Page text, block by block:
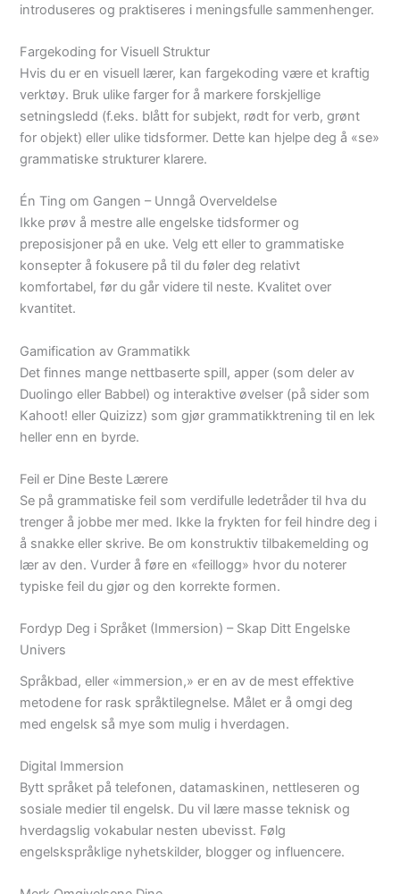
introduseres og praktiseres i meningsfulle sammenhenger.
Fargekoding for Visuell Struktur
Hvis du er en visuell lærer, kan fargekoding være et kraftig
verktøy. Bruk ulike farger for å markere forskjellige
setningsledd (f.eks. blått for subjekt, rødt for verb, grønt
for objekt) eller ulike tidsformer. Dette kan hjelpe deg å «se»
grammatiske strukturer klarere.
Én Ting om Gangen – Unngå Overveldelse
Ikke prøv å mestre alle engelske tidsformer og
preposisjoner på en uke. Velg ett eller to grammatiske
konsepter å fokusere på til du føler deg relativt
komfortabel, før du går videre til neste. Kvalitet over
kvantitet.
Gamification av Grammatikk
Det finnes mange nettbaserte spill, apper (som deler av
Duolingo eller Babbel) og interaktive øvelser (på sider som
Kahoot! eller Quizizz) som gjør grammatikktrening til en lek
heller enn en byrde.
Feil er Dine Beste Lærere
Se på grammatiske feil som verdifulle ledetråder til hva du
trenger å jobbe mer med. Ikke la frykten for feil hindre deg i
å snakke eller skrive. Be om konstruktiv tilbakemelding og
lær av den. Vurder å føre en «feillogg» hvor du noterer
typiske feil du gjør og den korrekte formen.
Fordyp Deg i Språket (Immersion) – Skap Ditt Engelske
Univers
Språkbad, eller «immersion,» er en av de mest effektive
metodene for rask språktilegnelse. Målet er å omgi deg
med engelsk så mye som mulig i hverdagen.
Digital Immersion
Bytt språket på telefonen, datamaskinen, nettleseren og
sosiale medier til engelsk. Du vil lære masse teknisk og
hverdagslig vokabular nesten ubevisst. Følg
engelskspråklige nyhetskilder, blogger og influencere.